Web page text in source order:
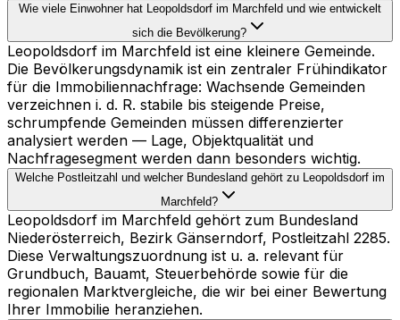
Wie viele Einwohner hat Leopoldsdorf im Marchfeld und wie entwickelt
sich die Bevölkerung?
Leopoldsdorf im Marchfeld ist eine kleinere Gemeinde.
Die Bevölkerungsdynamik ist ein zentraler Frühindikator
für die Immobiliennachfrage: Wachsende Gemeinden
verzeichnen i. d. R. stabile bis steigende Preise,
schrumpfende Gemeinden müssen differenzierter
analysiert werden — Lage, Objektqualität und
Nachfragesegment werden dann besonders wichtig.
Welche Postleitzahl und welcher Bundesland gehört zu Leopoldsdorf im
Marchfeld?
Leopoldsdorf im Marchfeld gehört zum Bundesland
Niederösterreich, Bezirk Gänserndorf, Postleitzahl 2285.
Diese Verwaltungszuordnung ist u. a. relevant für
Grundbuch, Bauamt, Steuerbehörde sowie für die
regionalen Marktvergleiche, die wir bei einer Bewertung
Ihrer Immobilie heranziehen.